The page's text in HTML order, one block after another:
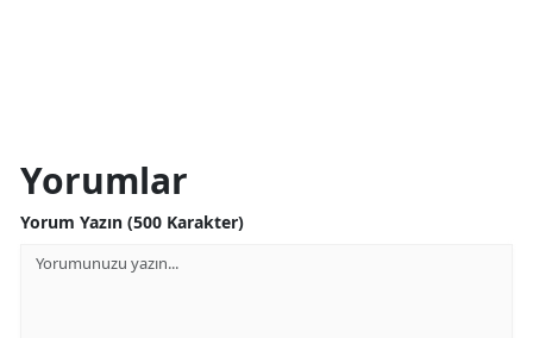
Yorumlar
Yorum Yazın (500 Karakter)